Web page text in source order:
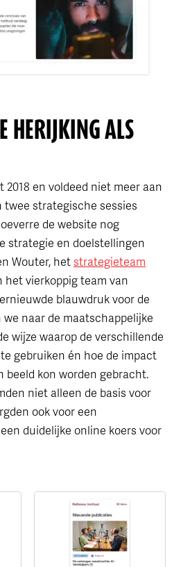
HERIJKING ALS
en voldeed niet meer aan
twee strategische sessies
de website nog
strategie en doelstellingen
Wouter, hetstrategieteam
het vierkoppig team van
blauwdruk voor de
naar de maatschappelijke
wijze waarop de verschillende
gebruiken én hoe de impact
beeld kon worden gebracht.
niet alleen de basis voor
ook voor een
duidelijke online koers voor